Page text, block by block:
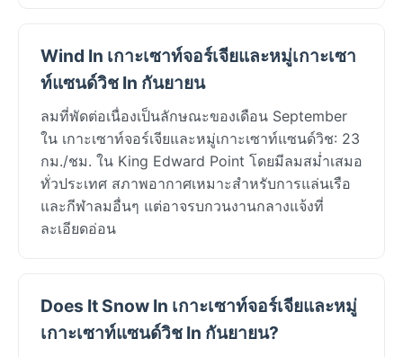
Wind In เกาะเซาท์จอร์เจียและหมู่เกาะเซา
ท์แซนด์วิช In กันยายน
ลมที่พัดต่อเนื่องเป็นลักษณะของเดือน September
ใน เกาะเซาท์จอร์เจียและหมู่เกาะเซาท์แซนด์วิช: 23
กม./ชม. ใน King Edward Point โดยมีลมสม่ำเสมอ
ทั่วประเทศ สภาพอากาศเหมาะสำหรับการแล่นเรือ
และกีฬาลมอื่นๆ แต่อาจรบกวนงานกลางแจ้งที่
ละเอียดอ่อน
Does It Snow In เกาะเซาท์จอร์เจียและหมู่
เกาะเซาท์แซนด์วิช In กันยายน?